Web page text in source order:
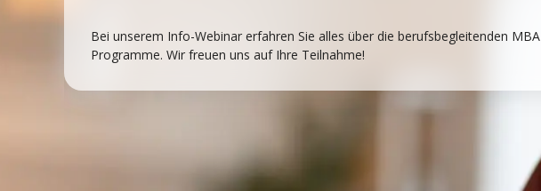
Bei unserem Info-Webinar erfahren Sie alles über die berufsbegleitenden MBA
Programme. Wir freuen uns auf Ihre Teilnahme!